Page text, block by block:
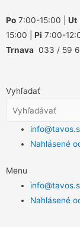
Po 7:00-15:00 | Ut
15:00 | Pi 7:00-
Trnava 033 / 59
Vyhľadať
Nahlásené
Menu
Nahlásené